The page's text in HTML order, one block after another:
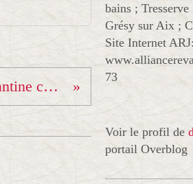
Gaspard et Fantine ceinture orange !!!
bains ;
Grésy sur Aix ;
Site Internet ARJ:
73
Voir le profil de
portail Overblog